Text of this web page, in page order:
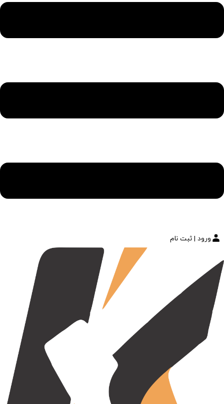
ورود | ثبت نام